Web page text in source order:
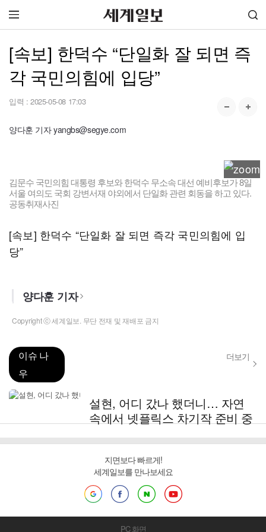
[속보] 한덕수 “단일화 잘 되면 즉
각 국민의힘에 입당”
입력 : 2025-05-08 17:03
양다훈 기자 yangbs@segye.com
김문수 국민의힘 대통령 후보와 한덕수 무소속 대선 예비후보가 8일
서울 여의도 국회 강변서재 야외에서 단일화 관련 회동을 하고 있다.
공동취재사진
[속보] 한덕수 “단일화 잘 되면 즉각 국민의힘에 입
당”
양다훈 기자
Copyright ⓒ 세계일보. 무단 전재 및 재배포 금지
이슈 나
우
더보기
설현, 어디 갔나 했더니… 자연
속에서 넷플릭스 차기작 준비 중
지면보다 빠르게!
세계일보를 만나보세요
PC 화면